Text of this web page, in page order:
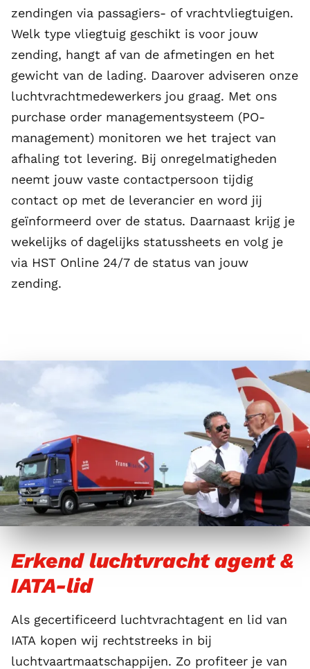
zendingen via passagiers- of vrachtvliegtuigen.
Welk type vliegtuig geschikt is voor jouw
zending, hangt af van de afmetingen en het
gewicht van de lading. Daarover adviseren onze
luchtvrachtmedewerkers jou graag. Met ons
purchase order managementsysteem (PO-
management) monitoren we het traject van
afhaling tot levering. Bij onregelmatigheden
neemt jouw vaste contactpersoon tijdig
contact op met de leverancier en word jij
geïnformeerd over de status. Daarnaast krijg je
wekelijks of dagelijks statussheets en volg je
via HST Online 24/7 de status van jouw
zending.
Erkend luchtvracht agent &
IATA-lid
Als gecertificeerd luchtvrachtagent en lid van
IATA kopen wij rechtstreeks in bij
luchtvaartmaatschappijen. Zo profiteer je van